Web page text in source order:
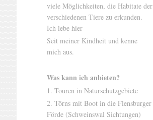
viele Möglichkeiten, die Habitate der
verschiedenen Tiere zu erkunden.
Ich lebe hier
Seit meiner Kindheit und kenne
mich aus.
Was kann ich anbieten?
1. Touren in Naturschutzgebiete
2. Törns mit Boot in die Flensburger
Förde (Schweinswal Sichtungen)